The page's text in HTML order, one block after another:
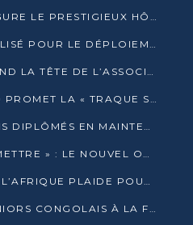
SASSOU NGUESSO INAUGURE LE PRESTIGIEUX HÔTEL KEMPINSKI BRAZZAVILLE
LE SECTEUR PRIVÉ MOBILISÉ POUR LE DÉPLOIEMENT DE 19 MINI-CENTRALES SOLAIRES
YVON SANA BANGUI PREND LA TÊTE DE L’ASSOCIATION DES BANQUES CENTRALES AFRICAINES
DENIS SASSOU-NGUESSO PROMET LA « TRAQUE SANS RELÂCHE » DU GRAND BANDITISME
13 MILITAIRES CONGOLAIS DIPLÔMÉS EN MAINTENANCE INDUSTRIELLE APRÈS TROIS ANS DE FORMATION À L’UNIVERSITÉ MARIEN-NGOUABI
« BÂTIR, SERVIR, TRANSMETTRE » : LE NOUVEL OUVRAGE QUI INTERPELLE LES COLLECTIVITÉS
SYMPOSIUM DE L’ABCA : L’AFRIQUE PLAIDE POUR UN FINANCEMENT CLIMATIQUE ÉQUITABLE
TAEKWONDO : DEUX JUNIORS CONGOLAIS À LA FINALE D’OPEN SYRIES 2025 À ABIDJAN